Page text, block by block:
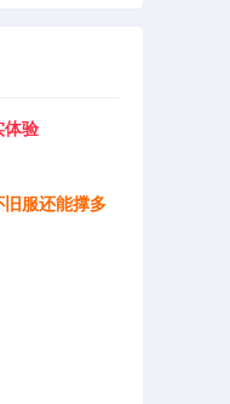
体验
服还能撑多